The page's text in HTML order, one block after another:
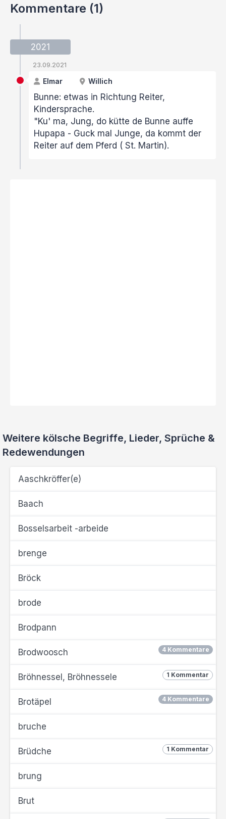
Kommentare (1)
2021
23.09.2021
Elmar Willich
Bunne: etwas in Richtung Reiter,
Kindersprache.
"Ku' ma, Jung, do kütte de Bunne auffe
Hupapa - Guck mal Junge, da kommt der
Reiter auf dem Pferd ( St. Martin).
Weitere kölsche Begriffe, Lieder, Sprüche &
Redewendungen
Aaschkröffer(e)
Baach
Bosselsarbeit -arbeide
brenge
Bröck
brode
Brodpann
4 Kommentare
Brodwoosch
1 Kommentar
Bröhnessel, Bröhnessele
4 Kommentare
Brotäpel
bruche
1 Kommentar
Brüdche
brung
Brut